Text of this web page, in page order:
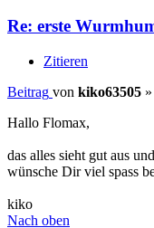
Re: erste
Zitieren
Beitrag von kiko63505 »
Hallo Flomax,
das alles sieht gut aus
wünsche Dir viel spass
kiko
Nach oben